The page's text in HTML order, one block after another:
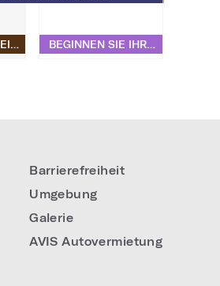
FILME UNTER FREIEM HIMMEL BEGINNEN SIE IHREN MORGEN MIT BEWEGUNG UND BEAU MONDE PILATES
Barrierefreiheit
Umgebung
Galerie
AVIS Autovermietung